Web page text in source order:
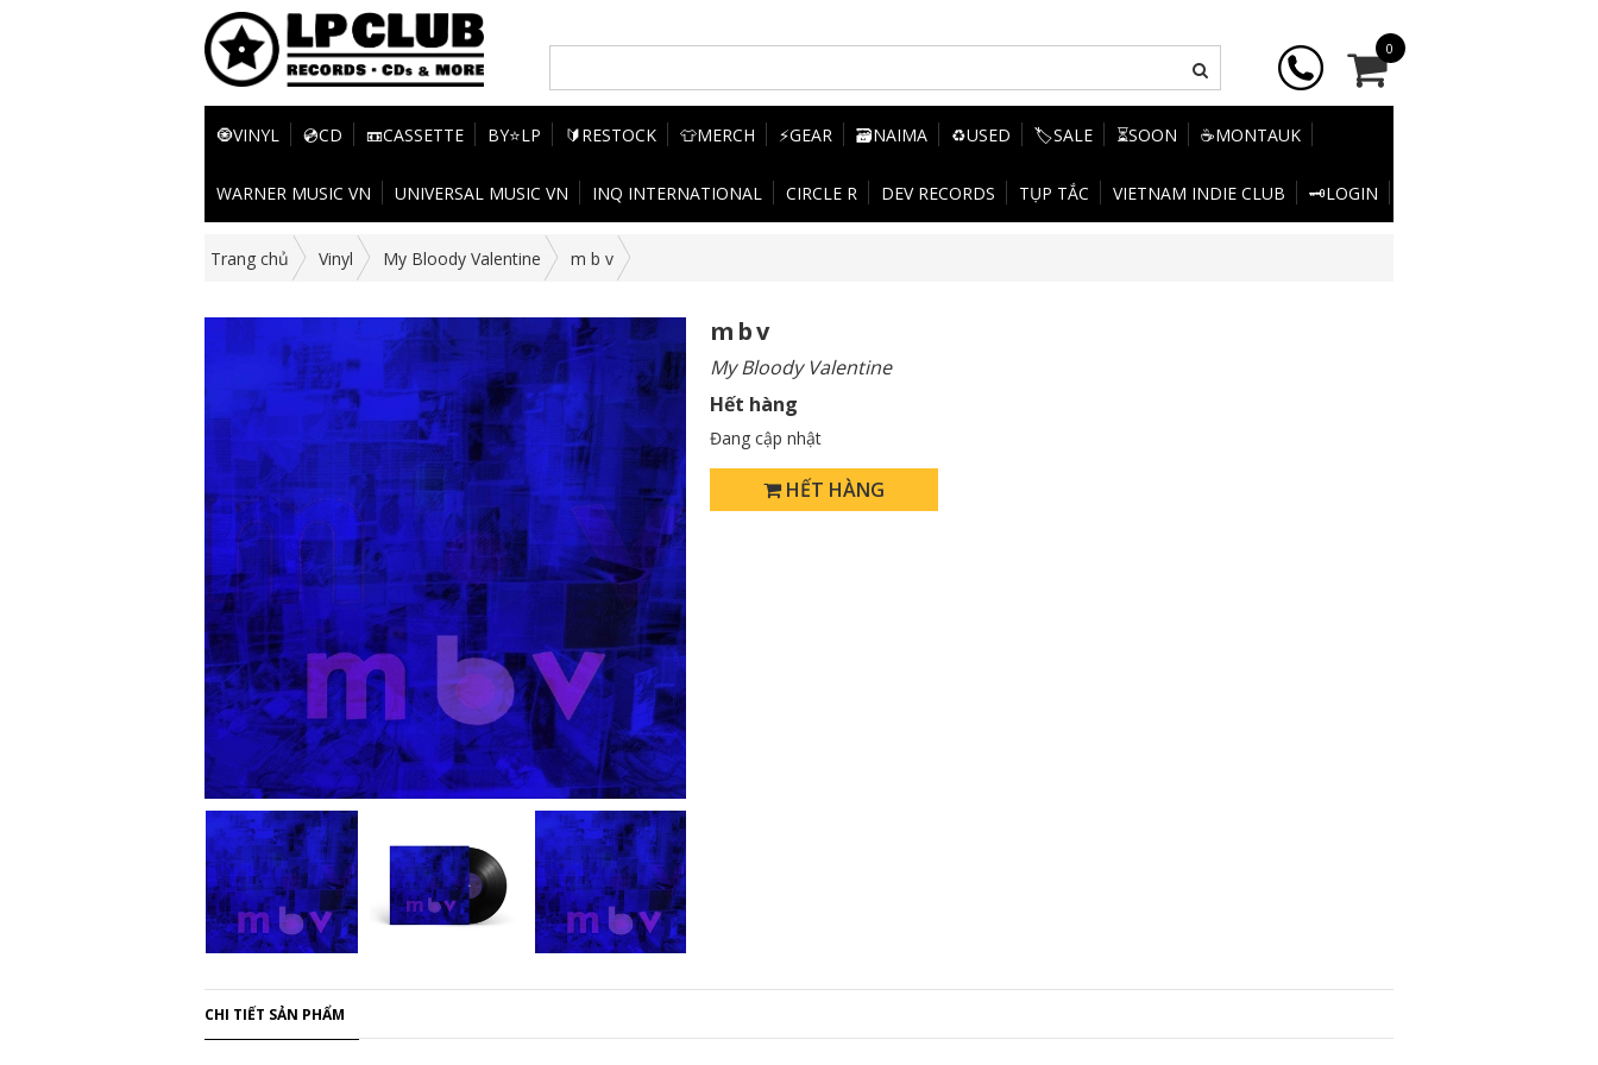
0
🧿VINYL 💿CD 📼CASSETTE BY⭐LP 🔰RESTOCK 👕MERCH ⚡GEAR 🗃️NAIMA ♻️USED 🏷️SALE ⏳SOON ☕MONTAUK
WARNER MUSIC VN UNIVERSAL MUSIC VN INQ INTERNATIONAL CIRCLE R DEV RECORDS TỤP TẮC VIETNAM INDIE CLUB 🗝️LOGIN
Trang chủ Vinyl My Bloody Valentine m b v
m b v
My Bloody Valentine
Hết hàng
Đang cập nhật
HẾT HÀNG
CHI TIẾT SẢN PHẨM